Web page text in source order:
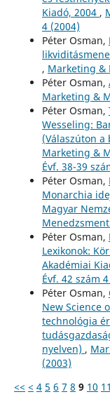
Kiadó, 2004 ,
4 (2004)
Péter Osman,
, Marketing &
Péter Osman,
Marketing &
Péter Osman,
Wesseling:
(Válaszúton
Marketing &
Évf. 38-39
Péter Osman,
Monarchia
Magyar
Péter Osman,
Lexikonok:
Akadémiai
Évf. 42 szám
Péter Osman,
New Science
technológia
nyelven) ,
(2003)
<< < 4 5 6 7 8 9 10 11